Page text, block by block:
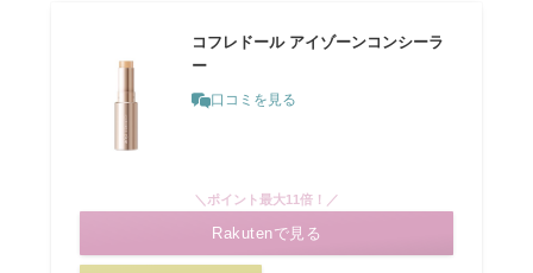
コフレドール アイゾーンコンシーラ
ー
口コミを見る
＼ポイント最大11倍！／
Rakutenで見る